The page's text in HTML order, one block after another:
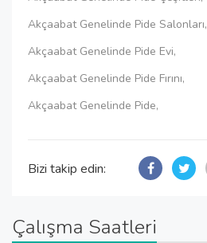
Akçaabat Genelinde Pide Salonları,
Akçaabat Genelinde Pide Evi,
Akçaabat Genelinde Pide Fırını,
Akçaabat Genelinde Pide,
Bizi takip edin:
Çalışma Saatleri